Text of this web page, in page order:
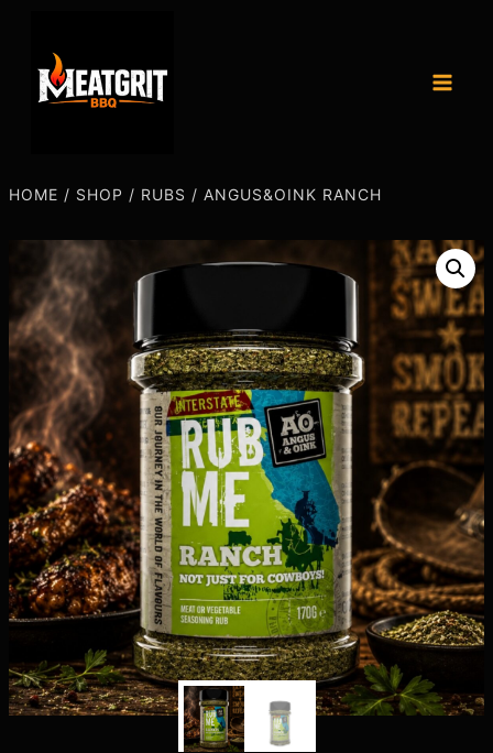
HOME / SHOP / RUBS / ANGUS&OINK RANCH